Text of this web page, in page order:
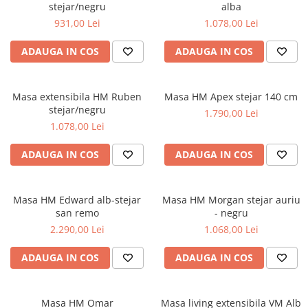
stejar/negru
931,00 Lei
ADAUGA IN COS
alba
1.078,00 Lei
ADAUGA IN COS
Masa extensibila HM Ruben
stejar/negru
1.078,00 Lei
ADAUGA IN COS
Masa HM Apex stejar 140 cm
1.790,00 Lei
ADAUGA IN COS
Masa HM Edward alb-stejar
san remo
2.290,00 Lei
ADAUGA IN COS
Masa HM Morgan stejar auriu
- negru
1.068,00 Lei
ADAUGA IN COS
Masa HM Omar Masa living extensibila VM Alb